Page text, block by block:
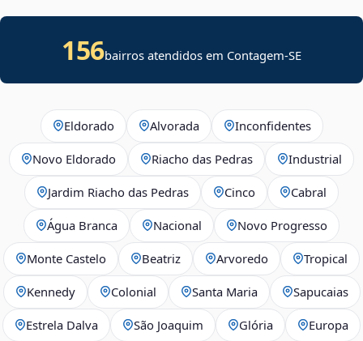
156bairros atendidos em Contagem-SE
Eldorado Alvorada Inconfidentes
Novo Eldorado Riacho das Pedras Industrial
Jardim Riacho das Pedras Cinco Cabral
Água Branca Nacional Novo Progresso
Monte Castelo Beatriz Arvoredo Tropical
Kennedy Colonial Santa Maria Sapucaias
Estrela Dalva São Joaquim Glória Europa